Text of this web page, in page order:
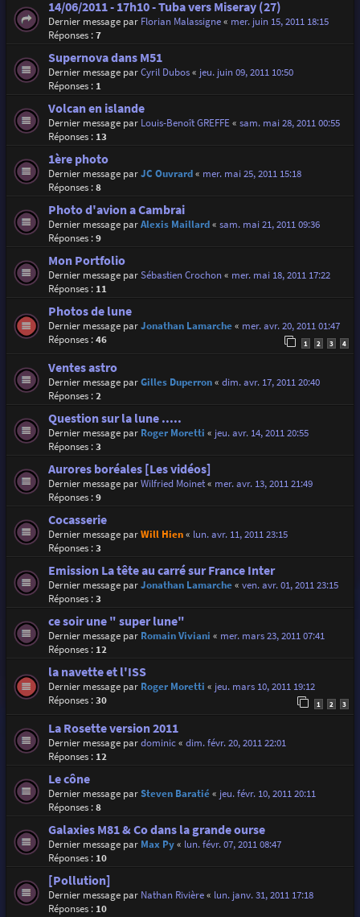
14/06/2011 - 17h10 - Tuba vers Miseray (27)
Dernier message par Florian Malassigne« mer. juin 15, 2011 18:15
Réponses :7
Supernova dans M51
Dernier message parCyril Dubos« jeu. juin 09, 2011 10:50
Réponses : 1
Volcan en islande
Dernier message par Louis-Benoît GREFFE« sam. mai 28, 2011 00:55
Réponses : 13
1ère photo
Dernier message parJC Ouvrard« mer. mai 25, 2011 15:18
Réponses :8
Photo d'avion a Cambrai
Dernier message parAlexis Maillard« sam. mai 21, 2011 09:36
Réponses :9
Mon Portfolio
Dernier message parSébastien Crochon« mer. mai 18, 2011 17:22
Réponses : 11
Photos de lune
Dernier message parJonathan Lamarche« mer. avr. 20, 2011 01:47
Réponses :46 1 2 3 4
Ventes astro
Dernier message parGilles Duperron« dim. avr. 17, 2011 20:40
Réponses :2
Question sur la lune .....
Dernier message par Roger Moretti « jeu. avr. 14, 2011 20:55
Réponses :3
Aurores boréales [Les vidéos]
Dernier message parWilfried Moinet« mer. avr. 13, 2011 21:49
Réponses :9
Cocasserie
Dernier message parWill Hien« lun. avr. 11, 2011 23:15
Réponses :3
Emission La tête au carré sur France Inter
Dernier message parJonathan Lamarche« ven. avr. 01, 2011 23:15
Réponses :3
ce soir une " super lune"
Dernier message par Romain Viviani « mer. mars 23, 2011 07:41
Réponses : 12
la navette et l'ISS
Dernier message par Roger Moretti « jeu. mars 10, 2011 19:12
Réponses :30 1 2 3
La Rosette version 2011
Dernier message pardominic« dim. févr. 20, 2011 22:01
Réponses : 12
Le cône
Dernier message parSteven Baratié« jeu. févr. 10, 2011 20:11
Réponses :8
Galaxies M81 & Co dans la grande ourse
Dernier message par Max Py« lun. févr. 07, 2011 08:47
Réponses : 10
[Pollution]
Dernier message par Nathan Rivière« lun. janv. 31, 2011 17:18
Réponses : 10